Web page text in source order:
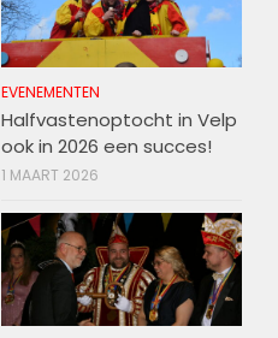
EVENEMENTEN
Halfvastenoptocht in Velp
ook in 2026 een succes!
1 MAART 2026